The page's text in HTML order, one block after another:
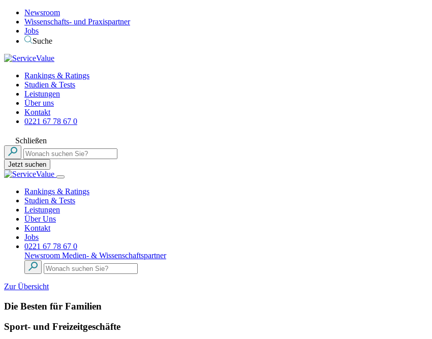
Newsroom
Wissenschafts- und Praxispartner
Jobs
Suche
Rankings & Ratings
Studien & Tests
Leistungen
Über uns
Kontakt
0221 67 78 67 0
Schließen
Jetzt suchen
Rankings & Ratings
Studien & Tests
Leistungen
Über Uns
Kontakt
Jobs
0221 67 78 67 0
Newsroom Medien- & Wissenschaftspartner
Zur Übersicht
Die Besten für Familien
Sport- und Freizeitgeschäfte